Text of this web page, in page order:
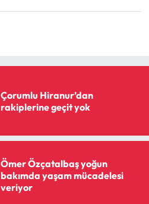
Çorumlu Hiranur’dan
rakiplerine geçit yok
Ömer Özçatalbaş yoğun
bakımda yaşam mücadelesi
veriyor